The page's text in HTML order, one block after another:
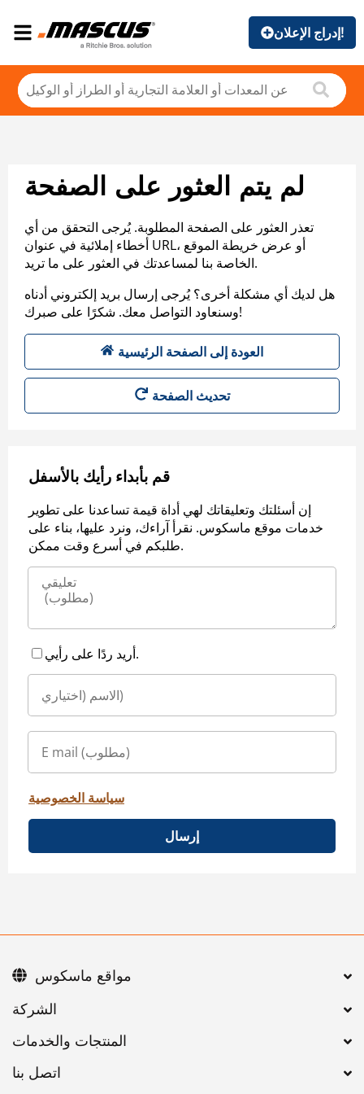
إدراج الإعلان!
لم يتم العثور على الصفحة
تعذر العثور على الصفحة المطلوبة. يُرجى التحقق من أي
أخطاء إملائية في عنوان URL، أو عرض خريطة الموقع
الخاصة بنا لمساعدتك في العثور على ما تريد.
هل لديك أي مشكلة أخرى؟ يُرجى إرسال بريد إلكتروني أدناه
وسنعاود التواصل معك. شكرًا على صبرك!
العودة إلى الصفحة الرئيسية
تحديث الصفحة
قم بأبداء رأيك بالأسفل
إن أسئلتك وتعليقاتك لهي أداة قيمة تساعدنا على تطوير
خدمات موقع ماسكوس. نقرأ آراءك، ونرد عليها، بناء على
طلبكم في أسرع وقت ممكن.
أريد ردًا على رأيي.
سياسة الخصوصية
إرسال
اتصل بنا
مواقع ماسكوس